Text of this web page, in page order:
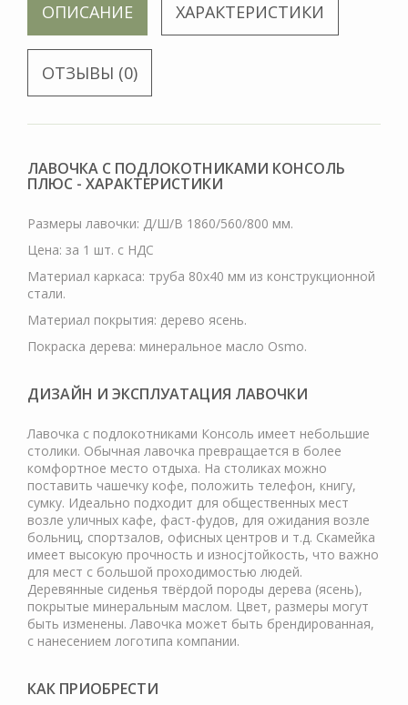
ОПИСАНИЕ ХАРАКТЕРИСТИКИ
ОТЗЫВЫ (0)
ЛАВОЧКА С ПОДЛОКОТНИКАМИ КОНСОЛЬ
ПЛЮС - ХАРАКТЕРИСТИКИ
Размеры лавочки: Д/Ш/В 1860/560/800 мм.
Цена: за 1 шт. с НДС
Материал каркаса: труба 80х40 мм из конструкционной
стали.
Материал покрытия: дерево ясень.
Покраска дерева: минеральное масло Osmo.
ДИЗАЙН И ЭКСПЛУАТАЦИЯ ЛАВОЧКИ
Лавочка с подлокотниками Консоль имеет небольшие
столики. Обычная лавочка превращается в более
комфортное место отдыха. На столиках можно
поставить чашечку кофе, положить телефон, книгу,
сумку. Идеально подходит для общественных мест
возле уличных кафе, фаст-фудов, для ожидания возле
больниц, спортзалов, офисных центров и т.д. Скамейка
имеет высокую прочность и износjтойкость, что важно
для мест с большой проходимостью людей.
Деревянные сиденья твёрдой породы дерева (ясень),
покрытые минеральным маслом. Цвет, размеры могут
быть изменены. Лавочка может быть брендированная,
с нанесением логотипа компании.
КАК ПРИОБРЕСТИ